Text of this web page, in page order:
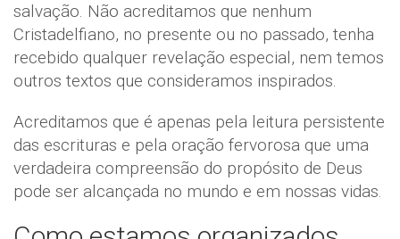
salvação. Não acreditamos que nenhum
Cristadelfiano, no presente ou no passado, tenha
recebido qualquer revelação especial, nem temos
outros textos que consideramos inspirados.
Acreditamos que é apenas pela leitura persistente
das escrituras e pela oração fervorosa que uma
verdadeira compreensão do propósito de Deus
pode ser alcançada no mundo e em nossas vidas.